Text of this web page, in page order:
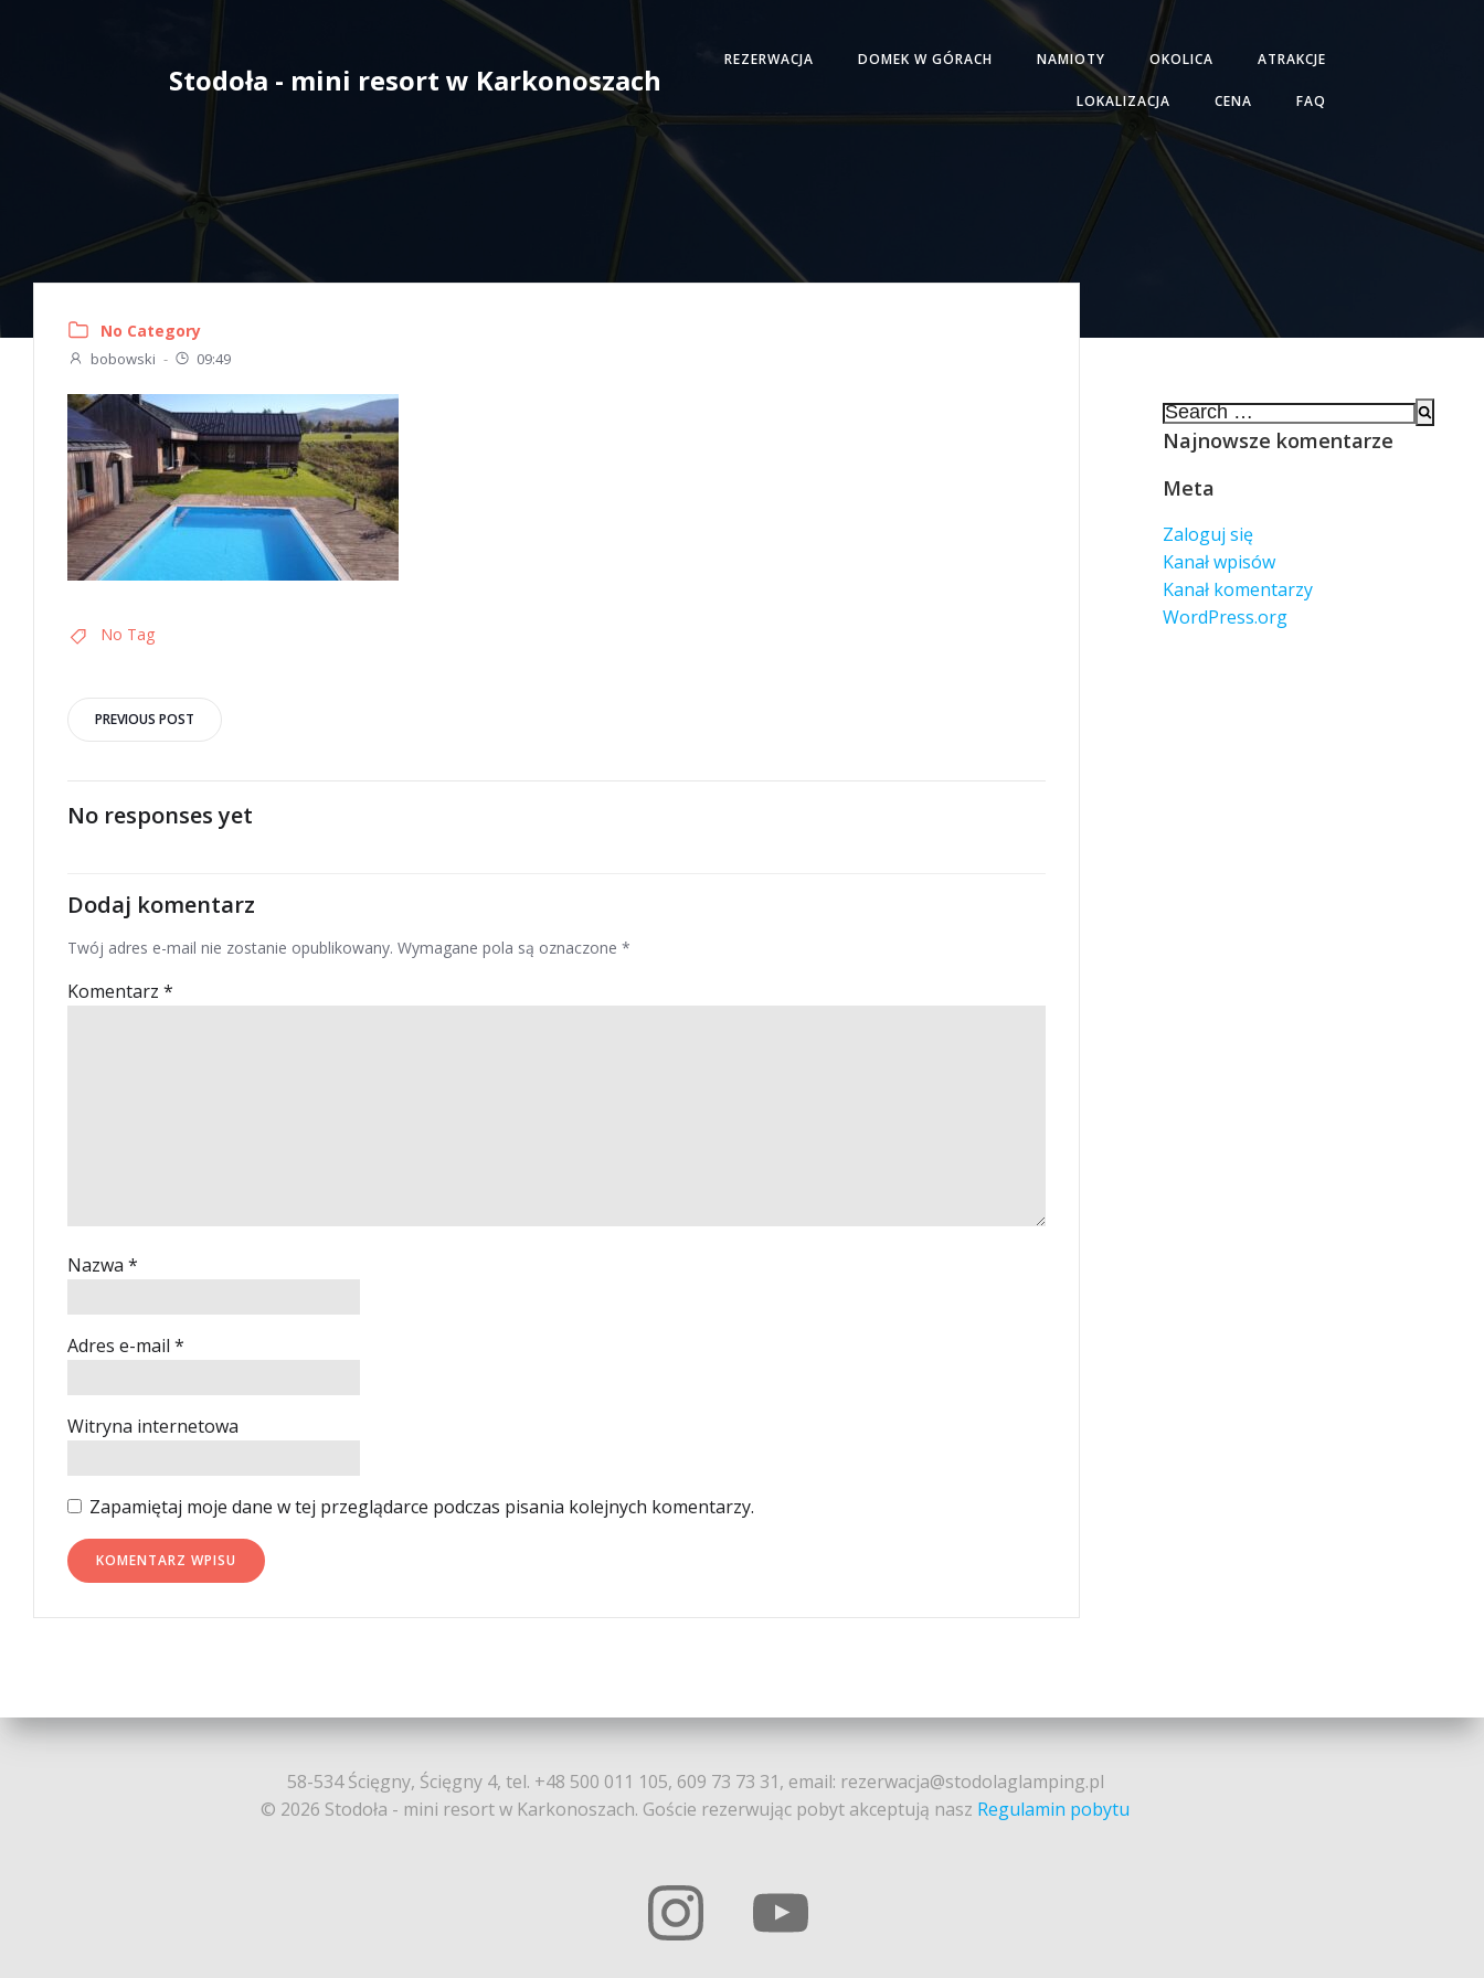
Stodoła - mini resort w Karkonoszach
REZERWACJA DOMEK W GÓRACH NAMIOTY OKOLICA ATRAKCJE
LOKALIZACJA CENA FAQ
No Category
bobowski - 09:49
No Tag
Post
navigation
PREVIOUS POST
No responses yet
Dodaj komentarz
Twój adres e-mail nie zostanie opublikowany. Wymagane pola są oznaczone *
Komentarz *
Nazwa *
Adres e-mail *
Witryna internetowa
Zapamiętaj moje dane w tej przeglądarce podczas pisania kolejnych komentarzy.
Search
for:
Najnowsze komentarze
Meta
Zaloguj się
Kanał wpisów
Kanał komentarzy
WordPress.org
58-534 Ścięgny, Ścięgny 4, tel. +48 500 011 105, 609 73 73 31, email: rezerwacja@stodolaglamping.pl
© 2026 Stodoła - mini resort w Karkonoszach. Goście rezerwując pobyt akceptują nasz Regulamin pobytu